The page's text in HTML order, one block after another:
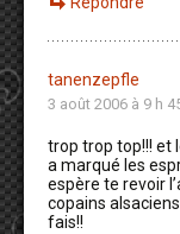
tanenzepfle
3 août 2006 à 9 h
trop trop top!!! et
a marqué les
espère te revoir
copains
fais!!